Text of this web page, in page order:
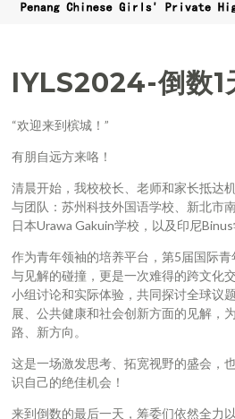
IYLS2024-倒数1
“欢迎来到槟城！”
有朋自远方来咯！
清晨开始，我校校长、老师和家长抵达
与团队：苏州科技外国语学校、新北市
日本Urawa Gakuin学校，以及印尼Binus
作为青年领袖的培养平台，第5届国际
与见解的碰撞，更是一次难得的跨文化
小组讨论和实际体验，共同探讨全球议
展、公共健康和社会创新方面的见解，
路、新方向。
这是一场激发思考、拓宽视野的盛会，
识自己的绝佳机会！
来到倒数的最后一天，筹委们依然全力